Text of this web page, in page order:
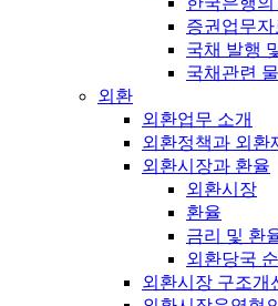
증권업무자
국채 발행
국채관련
외환
외환업무 소개
외환정책과 외환
외환시장과 환율
외환시장
환율
금리 및 환
외환당국
외환시장 구조개